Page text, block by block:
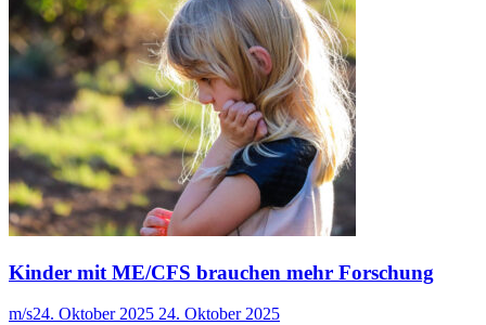
Kinder mit ME/CFS brauchen mehr Forschung
m/s24. Oktober 2025 24. Oktober 2025